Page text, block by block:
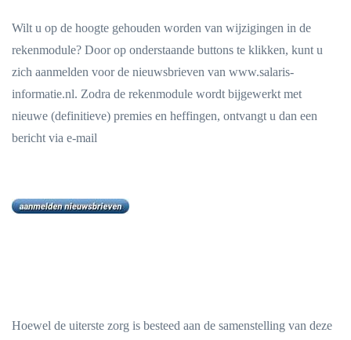
Wilt u op de hoogte gehouden worden van wijzigingen in de
rekenmodule? Door op onderstaande buttons te klikken, kunt u
zich aanmelden voor de nieuwsbrieven van www.salaris-
informatie.nl. Zodra de rekenmodule wordt bijgewerkt met
nieuwe (definitieve) premies en heffingen, ontvangt u dan een
bericht via e-mail
Hoewel de uiterste zorg is besteed aan de samenstelling van deze